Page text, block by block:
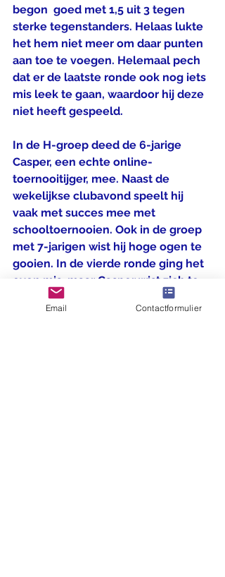
begon  goed met 1,5 uit 3 tegen
sterke tegenstanders. Helaas lukte
het hem niet meer om daar punten
aan toe te voegen. Helemaal pech
dat er de laatste ronde ook nog iets
mis leek te gaan, waardoor hij deze
niet heeft gespeeld.
In de H-groep deed de 6-jarige
Casper, een echte online-
toernooitijger, mee. Naast de
wekelijkse clubavond speelt hij
vaak met succes mee met
schooltoernooien. Ook in de groep
met 7-jarigen wist hij hoge ogen te
gooien. In de vierde ronde ging het
even mis, maar Casper wist zich te
herpakken en won in de zesde
ronde zelfs van de uiteindelijke
Email Contactformulier